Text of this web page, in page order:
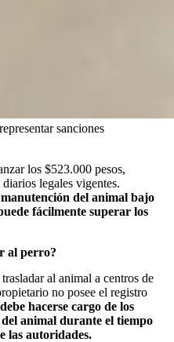
sanciones
los $523.000 pesos,
legales vigentes.
del animal bajo
fácilmente superar los
al perro?
al animal a centros de
no posee el registro
hacerse cargo de los
animal durante el tiempo
las autoridades.